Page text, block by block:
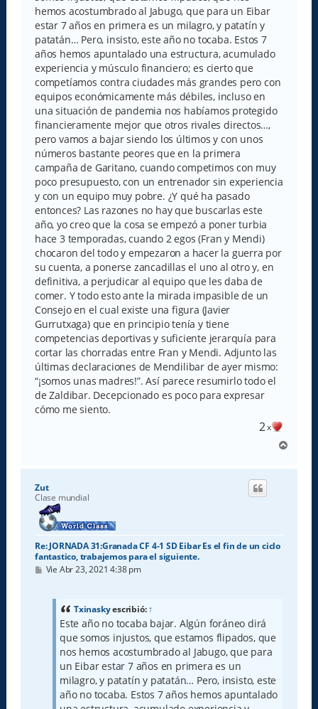
e
hemos acostumbrado al Jabugo, que para un Eibar
estar 7 años en primera es un milagro, y patatín y
patatán… Pero, insisto, este año no tocaba. Estos 7
años hemos apuntalado una estructura, acumulado
experiencia y músculo financiero; es cierto que
competíamos contra ciudades más grandes pero con
equipos económicamente más débiles, incluso en
una situación de pandemia nos habíamos protegido
financieramente mejor que otros rivales directos…,
pero vamos a bajar siendo los últimos y con unos
números bastante peores que en la primera
campaña de Garitano, cuando competimos con muy
poco presupuesto, con un entrenador sin experiencia
y con un equipo muy pobre. ¿Y qué ha pasado
entonces? Las razones no hay que buscarlas este
año, yo creo que la cosa se empezó a poner turbia
hace 3 temporadas, cuando 2 egos (Fran y Mendi)
chocaron del todo y empezaron a hacer la guerra por
su cuenta, a ponerse zancadillas el uno al otro y, en
definitiva, a perjudicar al equipo que les daba de
comer. Y todo esto ante la mirada impasible de un
Consejo en el cual existe una figura (Javier
Gurrutxaga) que en principio tenía y tiene
competencias deportivas y suficiente jerarquía para
cortar las chorradas entre Fran y Mendi. Adjunto las
últimas declaraciones de Mendilibar de ayer mismo:
“¡somos unas madres!”. Así parece resumirlo todo el
de Zaldibar. Decepcionado es poco para expresar
cómo me siento.
2x
r
Zut
Clase mundial
Re: JORNADA 31:Granada CF 4-1 SD Eibar Es el fin de un ciclo
fantastico, trabajemos para el siguiente.
M
Vie Abr 23, 2021 4:38 pm
Txinaskyescribió:↑
Este año no tocaba bajar. Algún foráneo dirá
que somos injustos, que estamos flipados, que
nos hemos acostumbrado al Jabugo, que para
un Eibar estar 7 años en primera es un
milagro, y patatín y patatán… Pero, insisto, este
año no tocaba. Estos 7 años hemos apuntalado